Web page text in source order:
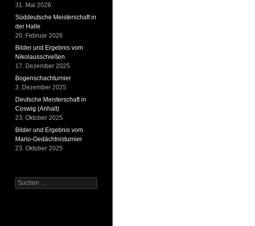
31. Mai 2026
Süddeutsche Meisterschaft in
der Halle
20. Februar 2026
Bilder und Ergebnis vom
Nikolausschießen
17. Dezember 2025
Bogenschachturnier
3. Dezember 2025
Deutsche Meisterschaft in
Coswig (Anhalt)
23. Oktober 2025
Bilder und Ergebnis vom
Mario-Gedächtnisturnier
23. Oktober 2025
Suchen
nach: